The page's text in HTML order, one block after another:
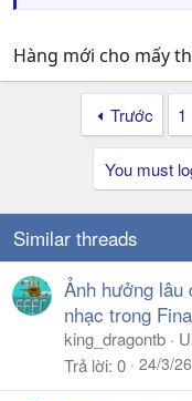
quấy phá, đơn
Nhằm giúp cho quý
Hàng mới cho mấy
Trước 1
You must
Similar threads
Ảnh hưởng lâu
nhạc trong
king_dragontb
Trả lời 0 24/3/26